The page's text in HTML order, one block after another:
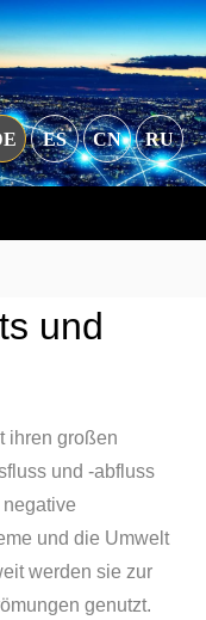
ES CN RU
und
ihren großen
und -abfluss
und die Umwelt
werden sie zur
genutzt.